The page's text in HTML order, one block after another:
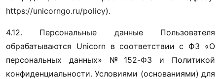
https://unicorngo.ru/policy).
4.12. Персональные данные Пользователя
обрабатываются Unicorn в соответствии с ФЗ «О
персональных данных» № 152-ФЗ и Политикой
конфиденциальности. Условиями (основаниями) для